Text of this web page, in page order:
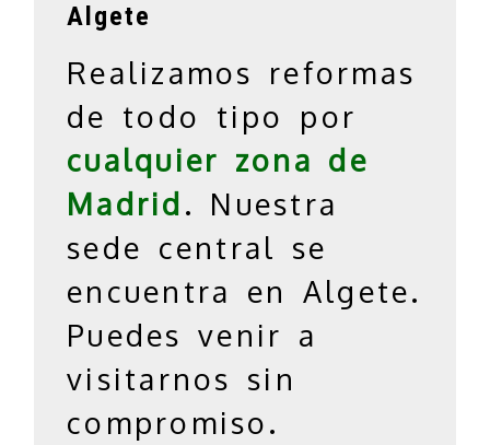
Algete
Realizamos reformas
de todo tipo por
cualquier zona de
Madrid. Nuestra
sede central se
encuentra en Algete.
Puedes venir a
visitarnos sin
compromiso.